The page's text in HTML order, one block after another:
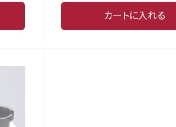
カートに入れる